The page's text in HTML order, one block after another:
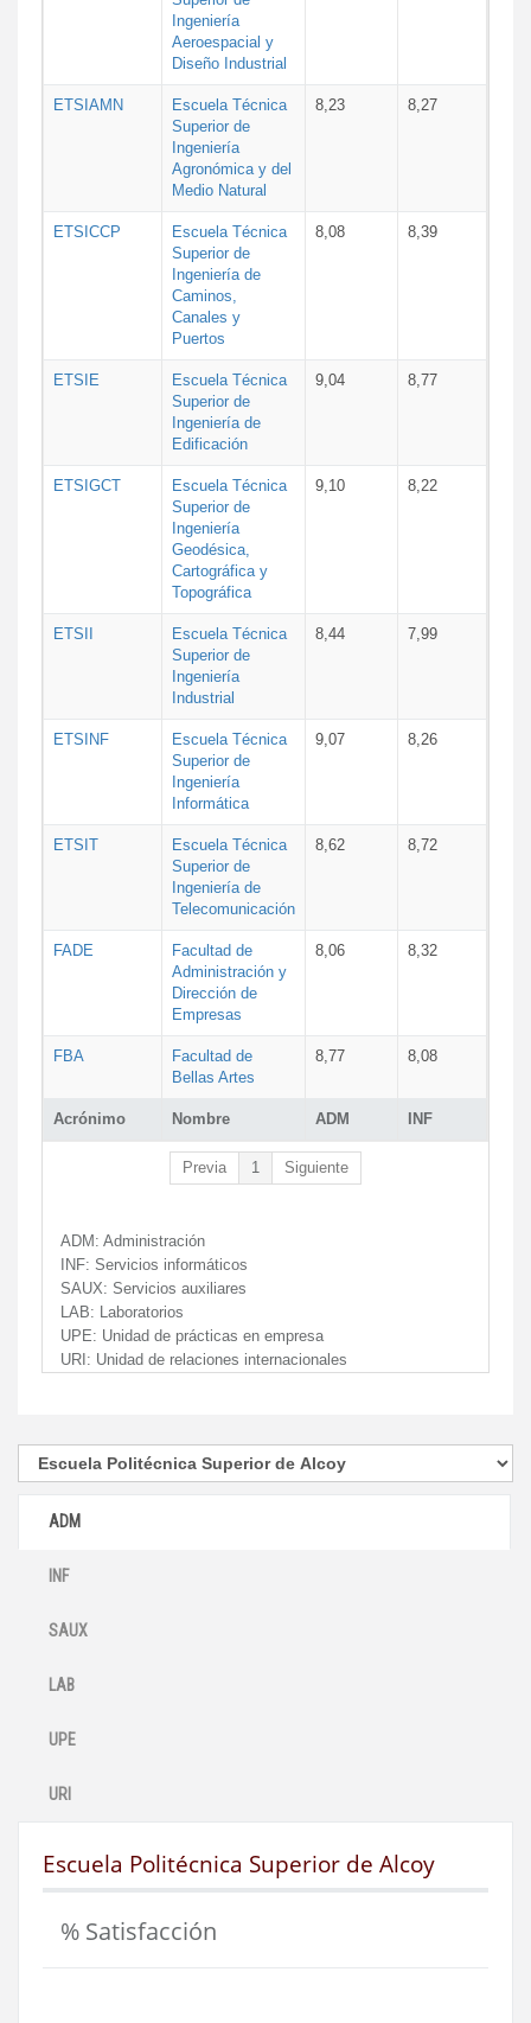
Acrónimo Nombre ADM INF
Ingeniería
Aeroespacial y
Diseño Industrial
ETSIAMN
Escuela Técnica
Superior de
Ingeniería
Agronómica y del
Medio Natural
8,23 8,27
ETSICCP
Escuela Técnica
Superior de
Ingeniería de
Caminos,
Canales y
Puertos
8,08 8,39
ETSIE
Escuela Técnica
Superior de
Ingeniería de
Edificación
9,04 8,77
ETSIGCT
Escuela Técnica
Superior de
Ingeniería
Geodésica,
Cartográfica y
Topográfica
9,10 8,22
ETSII
Escuela Técnica
Superior de
Ingeniería
Industrial
8,44 7,99
ETSINF
Escuela Técnica
Superior de
Ingeniería
Informática
9,07 8,26
ETSIT
Escuela Técnica
Superior de
Ingeniería de
Telecomunicación
8,62 8,72
FADE
Facultad de
Administración y
Dirección de
Empresas
8,06 8,32
FBA
Facultad de
Bellas Artes
8,77 8,08
Previa 1 Siguiente
ADM: Administración
INF: Servicios informáticos
SAUX: Servicios auxiliares
LAB: Laboratorios
UPE: Unidad de prácticas en empresa
URI: Unidad de relaciones internacionales
ADM
INF
SAUX
LAB
UPE
URI
Escuela Politécnica Superior de Alcoy
% Satisfacción